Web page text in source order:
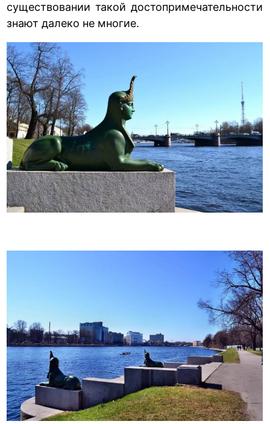
существовании такой достопримечательности
знают далеко не многие.